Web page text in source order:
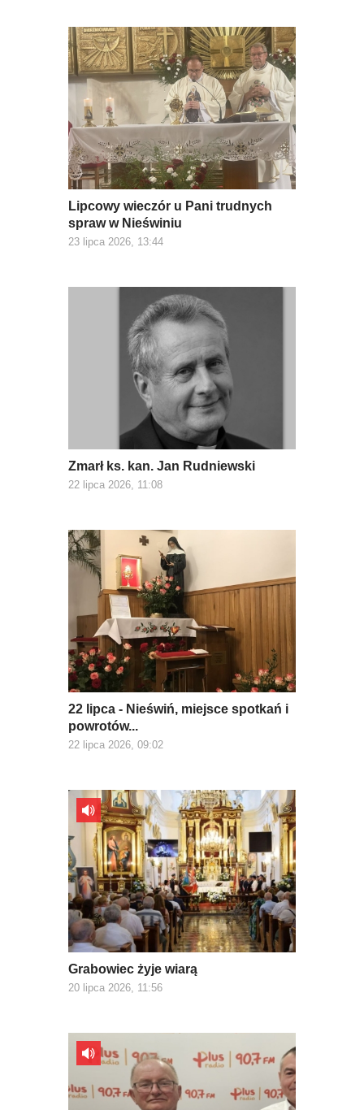
Lipcowy wieczór u Pani trudnych
spraw w Nieświniu
23 lipca 2026, 13:44
Zmarł ks. kan. Jan Rudniewski
22 lipca 2026, 11:08
22 lipca - Nieświń, miejsce spotkań i
powrotów...
22 lipca 2026, 09:02
Grabowiec żyje wiarą
20 lipca 2026, 11:56